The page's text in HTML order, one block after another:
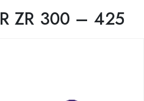
ZR 300 – 425